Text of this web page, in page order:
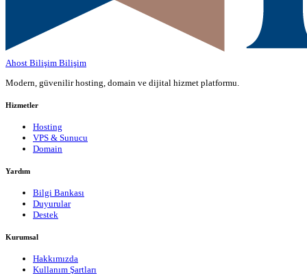
Ahost Bilişim Bilişim
Modern, güvenilir hosting, domain ve dijital hizmet platformu.
Hizmetler
Hosting
VPS & Sunucu
Domain
Yardım
Bilgi Bankası
Duyurular
Destek
Kurumsal
Hakkımızda
Kullanım Şartları